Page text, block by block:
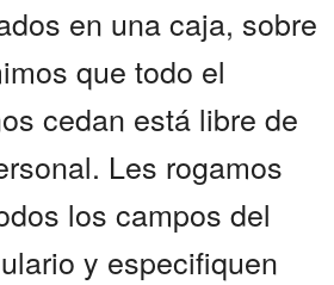
en una caja, sobre
que todo el
cedan está libre de
Les rogamos
los campos del
y especifiquen